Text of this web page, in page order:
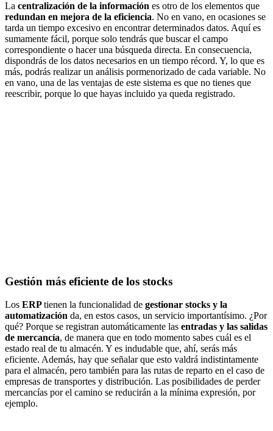
La centralización de la información es otro de los elementos que
redundan en mejora de la eficiencia. No en vano, en ocasiones se
tarda un tiempo excesivo en encontrar determinados datos. Aquí es
sumamente fácil, porque solo tendrás que buscar el campo
correspondiente o hacer una búsqueda directa. En consecuencia,
dispondrás de los datos necesarios en un tiempo récord. Y, lo que es
más, podrás realizar un análisis pormenorizado de cada variable. No
en vano, una de las ventajas de este sistema es que no tienes que
reescribir, porque lo que hayas incluido ya queda registrado.
Gestión más eficiente de los stocks
Los ERPtienen la funcionalidad de gestionar stocks y la
automatización da, en estos casos, un servicio importantísimo. ¿Por
qué? Porque se registran automáticamente las entradas y las salidas
de mercancía, de manera que en todo momento sabes cuál es el
estado real de tu almacén. Y es indudable que, ahí, serás más
eficiente. Además, hay que señalar que esto valdrá indistintamente
para el almacén, pero también para las rutas de reparto en el caso de
empresas de transportes y distribución. Las posibilidades de perder
mercancías por el camino se reducirán a la mínima expresión, por
ejemplo.